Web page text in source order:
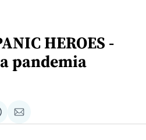
HEROES -
pandemia
Compartir
via